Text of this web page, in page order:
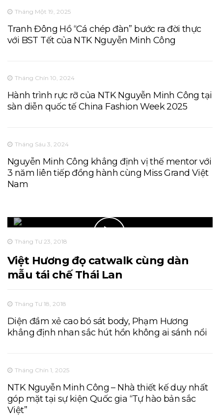
Tháng Một 19, 2025
Tranh Đông Hồ “Cá chép đàn” bước ra đời thực
với BST Tết của NTK Nguyễn Minh Công
Tháng Chín 10, 2024
Hành trình rực rỡ của NTK Nguyễn Minh Công tại
sàn diễn quốc tế China Fashion Week 2025
Tháng Sáu 3, 2024
Nguyễn Minh Công khẳng định vị thế mentor với
3 năm liên tiếp đồng hành cùng Miss Grand Việt
Nam
Tháng Tư 23, 2018
Việt Hương đọ catwalk cùng dàn
mẫu tái chế Thái Lan
Tháng Tư 18, 2018
Diện đầm xẻ cao bó sát body, Phạm Hương
khẳng định nhan sắc hút hồn không ai sánh nổi
Tháng Chín 1, 2025
NTK Nguyễn Minh Công – Nhà thiết kế duy nhất
góp mặt tại sự kiện Quốc gia “Tự hào bản sắc
Việt”